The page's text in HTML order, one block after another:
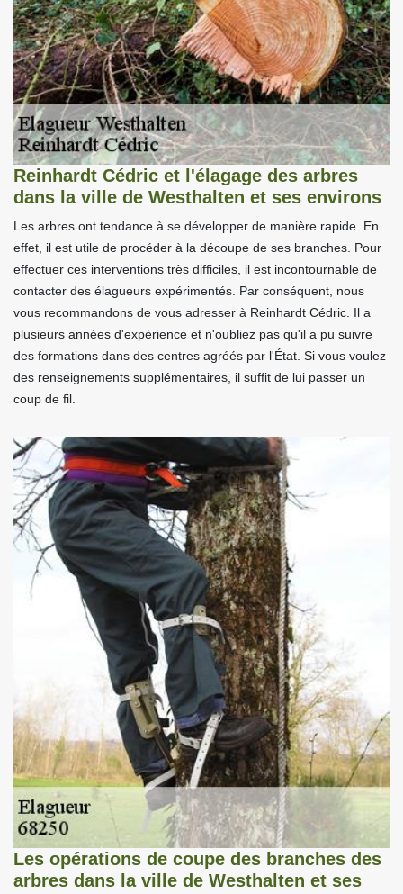
Reinhardt Cédric et l'élagage des arbres
dans la ville de Westhalten et ses environs
Les arbres ont tendance à se développer de manière rapide. En
effet, il est utile de procéder à la découpe de ses branches. Pour
effectuer ces interventions très difficiles, il est incontournable de
contacter des élagueurs expérimentés. Par conséquent, nous
vous recommandons de vous adresser à Reinhardt Cédric. Il a
plusieurs années d'expérience et n'oubliez pas qu'il a pu suivre
des formations dans des centres agréés par l'État. Si vous voulez
des renseignements supplémentaires, il suffit de lui passer un
coup de fil.
Les opérations de coupe des branches des
arbres dans la ville de Westhalten et ses